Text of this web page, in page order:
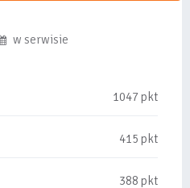
w serwisie
1047 pkt
415 pkt
388 pkt